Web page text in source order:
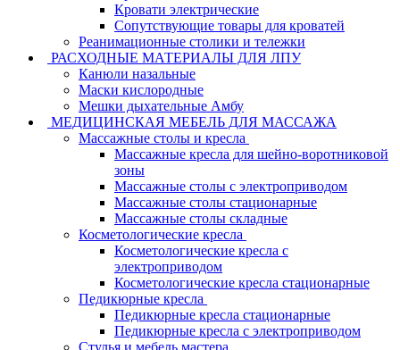
Кровати электрические
Сопутствующие товары для кроватей
Реанимационные столики и тележки
РАСХОДНЫЕ МАТЕРИАЛЫ ДЛЯ ЛПУ
Канюли назальные
Маски кислородные
Мешки дыхательные Амбу
МЕДИЦИНСКАЯ МЕБЕЛЬ ДЛЯ МАССАЖА
Массажные столы и кресла
Массажные кресла для шейно-воротниковой
зоны
Массажные столы с электроприводом
Массажные столы стационарные
Массажные столы складные
Косметологические кресла
Косметологические кресла с
электроприводом
Косметологические кресла стационарные
Педикюрные кресла
Педикюрные кресла стационарные
Педикюрные кресла с электроприводом